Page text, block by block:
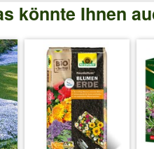
könnte Ihnen